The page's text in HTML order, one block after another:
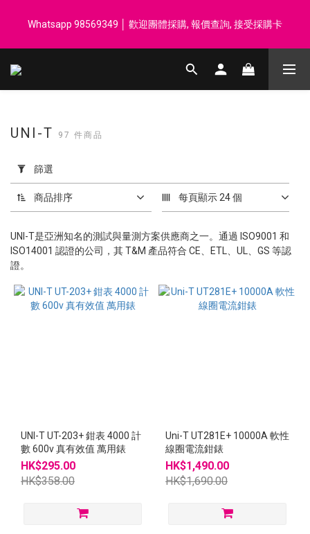
汗毛巾 韓國制 送完即止
Whatsapp 98569349 │ 歡迎團體採購, 報價查詢, 接受採購卡
登記會員享每$50回贈$1 │ 滿HK$899 送 N-rit Campack Towel 吸
用
篩
選
(0/20)
價格
UNI-T 97 件商品
篩選
商品排序 每頁顯示 24 個
UNI-T是亞洲知名的測試與量測方案供應商之一。通過 ISO9001 和
ISO14001 認證的公司，其 T&M 產品符合 CE、ETL、UL、GS 等認
證。
UNI-T UT-203+ 鉗表 4000 計
數 600v 真有效值 萬用錶
HK$295.00
HK$358.00
Uni-T UT281E+ 10000A 軟性
線圈電流鉗錶
HK$1,490.00
HK$1,690.00